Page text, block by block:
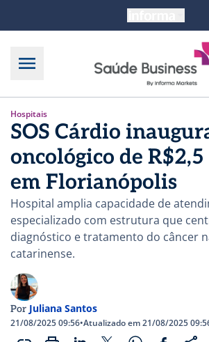
Hospitais
SOS Cárdio
oncológico de
em Florianópolis
Hospital amplia capacidade de
especializado com estrutura que
diagnóstico e tratamento do câncer
catarinense.
Por Juliana Santos
21/08/2025 09:56•Atualizado em 21/08/2025